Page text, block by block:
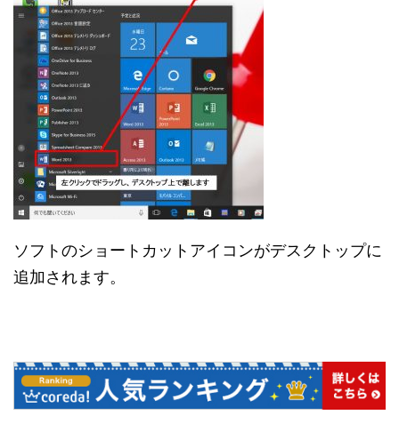
ソフトのショートカットアイコンがデスクトップに
追加されます。